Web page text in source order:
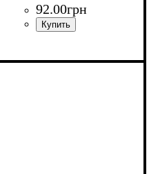
92.00грн